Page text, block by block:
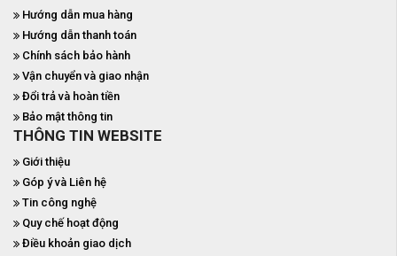
Hướng dẫn mua hàng
Hướng dẫn thanh toán
Chính sách bảo hành
Vận chuyển và giao nhận
Đổi trả và hoàn tiền
Bảo mật thông tin
THÔNG TIN WEBSITE
Giới thiệu
Góp ý và Liên hệ
Tin công nghệ
Quy chế hoạt động
Điều khoản giao dịch